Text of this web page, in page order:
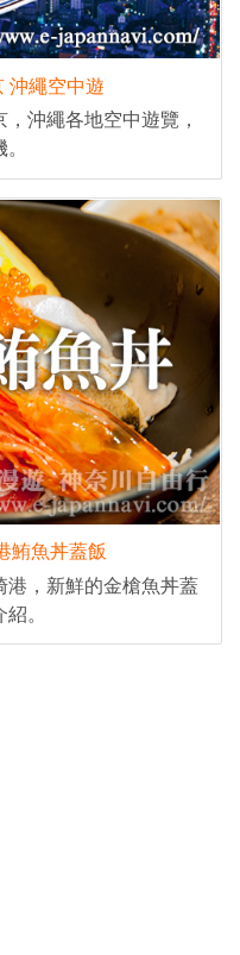
沖繩空中遊
沖繩各地空中遊覽，
鮪魚丼蓋飯
港，新鮮的金槍魚丼蓋
。